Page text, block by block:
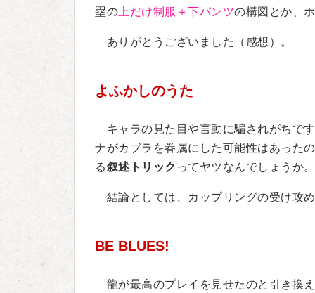
塁の上だけ制服＋下パンツの構図とか、
ありがとうございました（感想）。
よふかしのうた
キャラの見た目や言動に騙されがちで
ナがカブラを眷属にした可能性はあった
る叙述トリック ってヤツなんでしょうか。
結論としては、カップリングの受け攻
BE BLUES!
龍が最高のプレイを見せたのと引き換